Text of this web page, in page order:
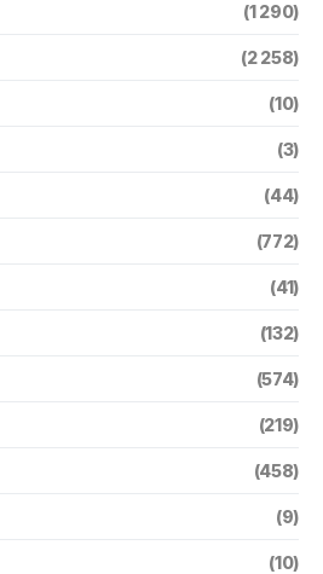
(1 290)
(2 258)
(10)
(3)
(44)
(772)
(41)
(132)
(574)
(219)
(458)
(9)
(10)